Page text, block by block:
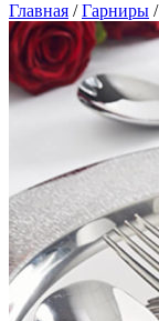
Главная /Гарниры /